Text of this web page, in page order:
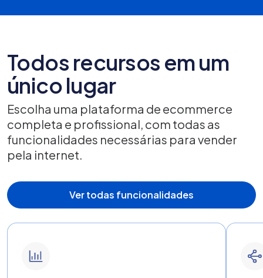
Todos recursos em um
único lugar
Escolha uma plataforma de ecommerce
completa e profissional, com todas as
funcionalidades necessárias para vender
pela internet.
Ver todas funcionalidades